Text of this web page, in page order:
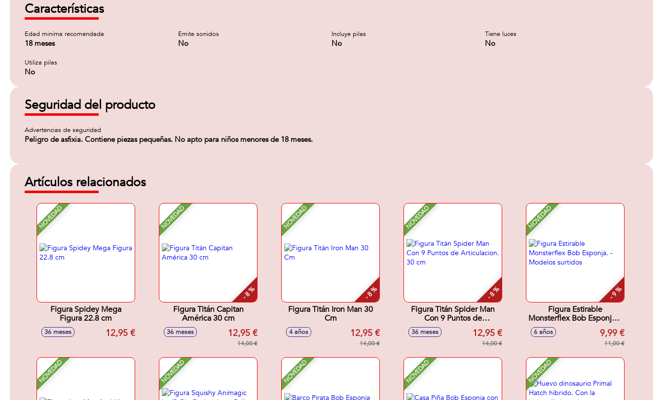
Características
Edad minima recomendada
18 meses
Emite sonidos
No
Incluye pilas
No
Tiene luces
No
Utiliza pilas
No
Seguridad del producto
Advertencias de seguridad
Peligro de asfixia. Contiene piezas pequeñas. No apto para niños menores de 18 meses.
Artículos relacionados
NOVEDAD
Figura Spidey Mega
Figura 22.8 cm
36 meses 12,95 €
NOVEDAD
- 8 %
Figura Titán Capitan
América 30 cm
36 meses 12,95 €
14,00 €
NOVEDAD
- 8 %
Figura Titán Iron Man 30
Cm
4 años 12,95 €
14,00 €
NOVEDAD
- 8 %
Figura Titán Spider Man
Con 9 Puntos de
Articulacion. 30 cm
36 meses 12,95 €
14,00 €
NOVEDAD
- 9 %
Figura Estirable
Monsterflex Bob Esponja. -
Modelos surtidos
6 años 9,99 €
11,00 €
NOVEDAD NOVEDAD NOVEDAD NOVEDAD NOVEDAD